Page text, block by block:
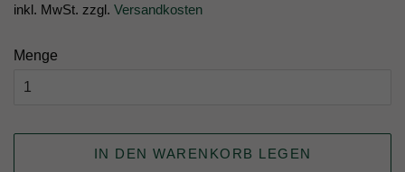
inkl. MwSt. zzgl. Versandkosten
Menge
IN DEN WARENKORB LEGEN